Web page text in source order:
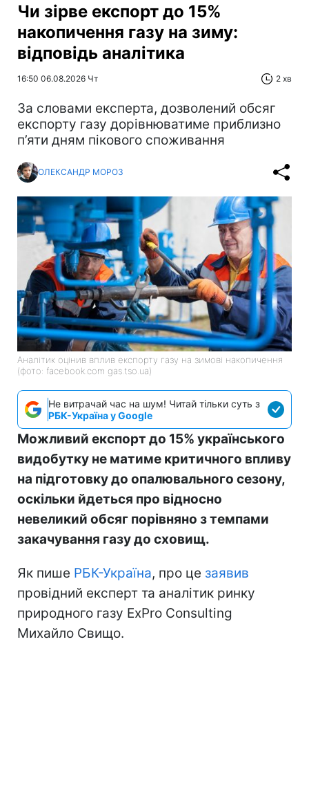
Чи зірве експорт до 15%
накопичення газу на зиму:
відповідь аналітика
16:50 06.08.2026 Чт 2 хв
За словами експерта, дозволений обсяг
експорту газу дорівнюватиме приблизно
п’яти дням пікового споживання
ОЛЕКСАНДР МОРОЗ
Аналітик оцінив вплив експорту газу на зимові накопичення
(фото: facebook.com gas.tso.ua)
Не витрачай час на шум! Читай тільки суть з
РБК-Україна у Google
Можливий експорт до 15% українського
видобутку не матиме критичного впливу
на підготовку до опалювального сезону,
оскільки йдеться про відносно
невеликий обсяг порівняно з темпами
закачування газу до сховищ.
Як пише РБК-Україна, про це заявив
провідний експерт та аналітик ринку
природного газу ExPro Consulting
Михайло Свищо.